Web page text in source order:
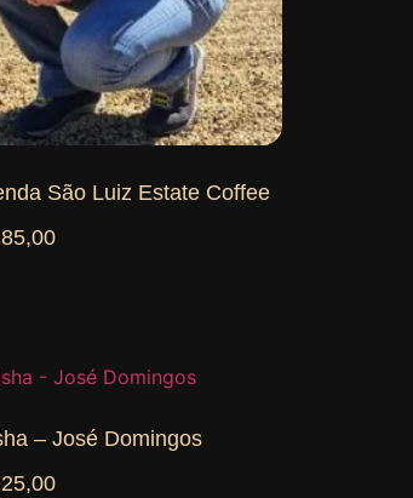
São Luiz Estate Coffee
– José Domingos